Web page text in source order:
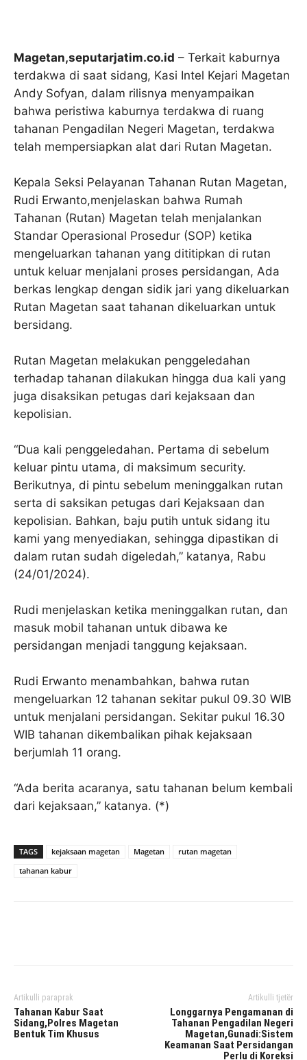
Magetan,seputarjatim.co.id – Terkait kaburnya
terdakwa di saat sidang, Kasi Intel Kejari Magetan
Andy Sofyan, dalam rilisnya menyampaikan
bahwa peristiwa kaburnya terdakwa di ruang
tahanan Pengadilan Negeri Magetan, terdakwa
telah mempersiapkan alat dari Rutan Magetan.
Kepala Seksi Pelayanan Tahanan Rutan Magetan,
Rudi Erwanto,menjelaskan bahwa Rumah
Tahanan (Rutan) Magetan telah menjalankan
Standar Operasional Prosedur (SOP) ketika
mengeluarkan tahanan yang dititipkan di rutan
untuk keluar menjalani proses persidangan, Ada
berkas lengkap dengan sidik jari yang dikeluarkan
Rutan Magetan saat tahanan dikeluarkan untuk
bersidang.
Rutan Magetan melakukan penggeledahan
terhadap tahanan dilakukan hingga dua kali yang
juga disaksikan petugas dari kejaksaan dan
kepolisian.
“Dua kali penggeledahan. Pertama di sebelum
keluar pintu utama, di maksimum security.
Berikutnya, di pintu sebelum meninggalkan rutan
serta di saksikan petugas dari Kejaksaan dan
kepolisian. Bahkan, baju putih untuk sidang itu
kami yang menyediakan, sehingga dipastikan di
dalam rutan sudah digeledah,” katanya, Rabu
(24/01/2024).
Rudi menjelaskan ketika meninggalkan rutan, dan
masuk mobil tahanan untuk dibawa ke
persidangan menjadi tanggung kejaksaan.
Rudi Erwanto menambahkan, bahwa rutan
mengeluarkan 12 tahanan sekitar pukul 09.30 WIB
untuk menjalani persidangan. Sekitar pukul 16.30
WIB tahanan dikembalikan pihak kejaksaan
berjumlah 11 orang.
“Ada berita acaranya, satu tahanan belum kembali
dari kejaksaan,” katanya. (*)
TAGS kejaksaan magetan Magetan
rutan magetan
tahanan kabur
Artikulli paraprak
Tahanan Kabur Saat
Sidang,Polres Magetan
Bentuk Tim Khusus
Artikulli tjetër
Longgarnya Pengamanan di
Tahanan Pengadilan Negeri
Magetan,Gunadi:Sistem
Keamanan Saat Persidangan
Perlu di Koreksi